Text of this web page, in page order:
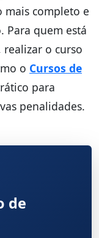
mais completo e
Para quem está
realizar o curso
o Cursos de
para
penalidades.
de